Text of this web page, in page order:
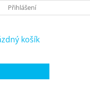
PŘI VÝMĚNĚ ZBOŽÍ
Přihlášení
košík